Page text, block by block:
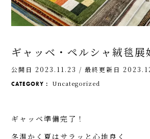
ギャッベ・ペルシャ絨毯展
公開日 2023.11.23 /最終更新日
CATEGORY： Uncategorized
ギャッベ準備完了！
冬温かく夏はサラッと心地良く